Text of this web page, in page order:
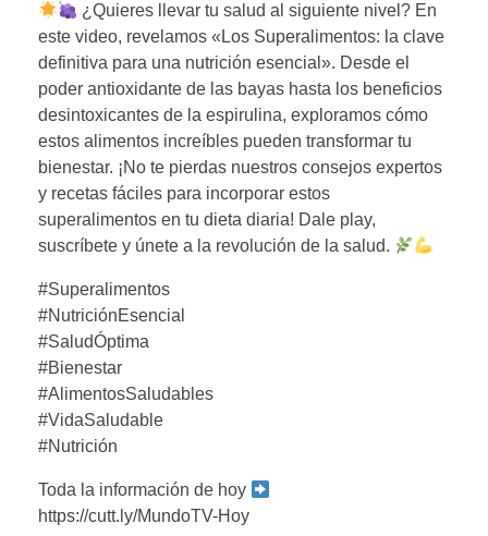
¿Quieres llevar tu salud al siguiente nivel? En
este video, revelamos «Los Superalimentos: la clave
definitiva para una nutrición esencial». Desde el
poder antioxidante de las bayas hasta los beneficios
desintoxicantes de la espirulina, exploramos cómo
estos alimentos increíbles pueden transformar tu
bienestar. ¡No te pierdas nuestros consejos expertos
y recetas fáciles para incorporar estos
superalimentos en tu dieta diaria! Dale play,
suscríbete y únete a la revolución de la salud.
#Superalimentos
#NutriciónEsencial
#SaludÓptima
#Bienestar
#AlimentosSaludables
#VidaSaludable
#Nutrición
Toda la información de hoy
https://cutt.ly/MundoTV-Hoy